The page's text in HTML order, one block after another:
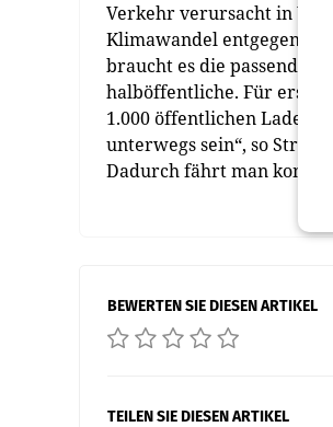
Verkehr verursacht in
Klimawandel
braucht es die passende
halböffentliche. Für
1.000 öffentlichen
unterwegs sein“, so
Dadurch fährt man
BEWERTEN SIE DIESEN ARTIKEL
TEILEN SIE DIESEN ARTIKEL